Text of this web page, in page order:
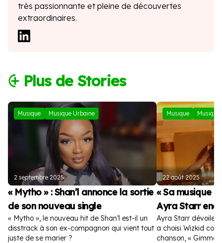
très passionnante et pleine de découvertes
extraordinaires.
⨭ Plus de Stories
Musique Musique Urbaine
2 septembre 2025
« Mytho » : Shan’l annonce la sortie
de son nouveau single
« Mytho », le nouveau hit de Shan’l est-il un
disstrack à son ex-compagnon qui vient tout
juste de se marier ?
Musique
22 août 2025
« Sa musique
Ayra Starr
Ayra Starr dévoile
a choisi Wizkid
chanson, « Gimme